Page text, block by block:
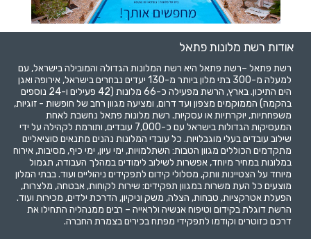
אודות רשת מלונות פתאל
רשת פתאל –רשת פתאל היא רשת המלונות הגדולה והמובילה בישראל, עם
למעלה מ-300 בתי מלון ביותר מ-130 יעדים נבחרים בישראל, אירופה ואגן
הים התיכון. בארץ, הרשת מפעילה כ-66 מלונות (42 פעילים ו-24 נוספים
בהקמה) הממוקמים מצפון ועד דרום, ומציעה מגוון רחב של חופשות - זוגיות,
משפחתיות, יוקרתיות או עסקיות. רשת מלונות פתאל נחשבת לאחת
המעסיקות הגדולות בישראל עם כ-7,000 עובדים, ותורמת לקהילה על ידי
שילוב עובדים בעלי מוגבלויות. כל עובדי המלונות נהנים מתנאים סוציאליים
מתקדמים הכוללים מגוון הטבות: השתלמויות, ימי עיון, ימי כיף, מסיבות, אירוח
במלונות במחיר מיוחד, אפשרות לשילוב לימודים במהלך העבודה, תגמול
מיוחד על הצטיינות וותק, מסלולי קידום לתפקידים ניהוליים ועוד. בבתי המלון
מוצעים כל העת משרות במגוון תפקידים: שירות לקוחות, אבטחה, מלצרות,
הפעלת אטרקציות, טבחות, הצלה, משק וניקיון, הדרכת ילדים, מכירות ועוד.
הרשת דוגלת בקידום וטיפוח אנשיה ולראייה – רבים ממנהליה התחילו את
דרכם כזוטרים וקודמו לתפקידי מפתח בכירים בצמרת החברה.